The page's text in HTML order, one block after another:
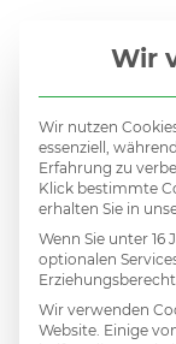
Wir
Wir nutzen
essenziell,
Erfahrung zu
Klick bestimmte
erhalten Sie in
Wenn Sie unter 16
optionalen
Wir verwenden
Website. Einige